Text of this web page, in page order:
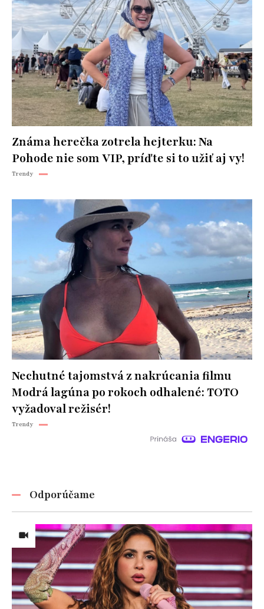
Známa herečka zotrela hejterku: Na
Pohode nie som VIP, príďte si to užiť aj vy!
Trendy
Nechutné tajomstvá z nakrúcania filmu
Modrá lagúna po rokoch odhalené: TOTO
vyžadoval režisér!
Trendy
Odporúčame